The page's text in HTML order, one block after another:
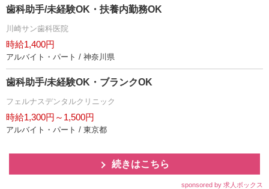
歯科助手/未経験OK・扶養内勤務OK
川崎サン歯科医院
時給1,400円
アルバイト・パート / 神奈川県
歯科助手/未経験OK・ブランクOK
フェルナスデンタルクリニック
時給1,300円～1,500円
アルバイト・パート / 東京都
続きはこちら
sponsored by 求人ボックス